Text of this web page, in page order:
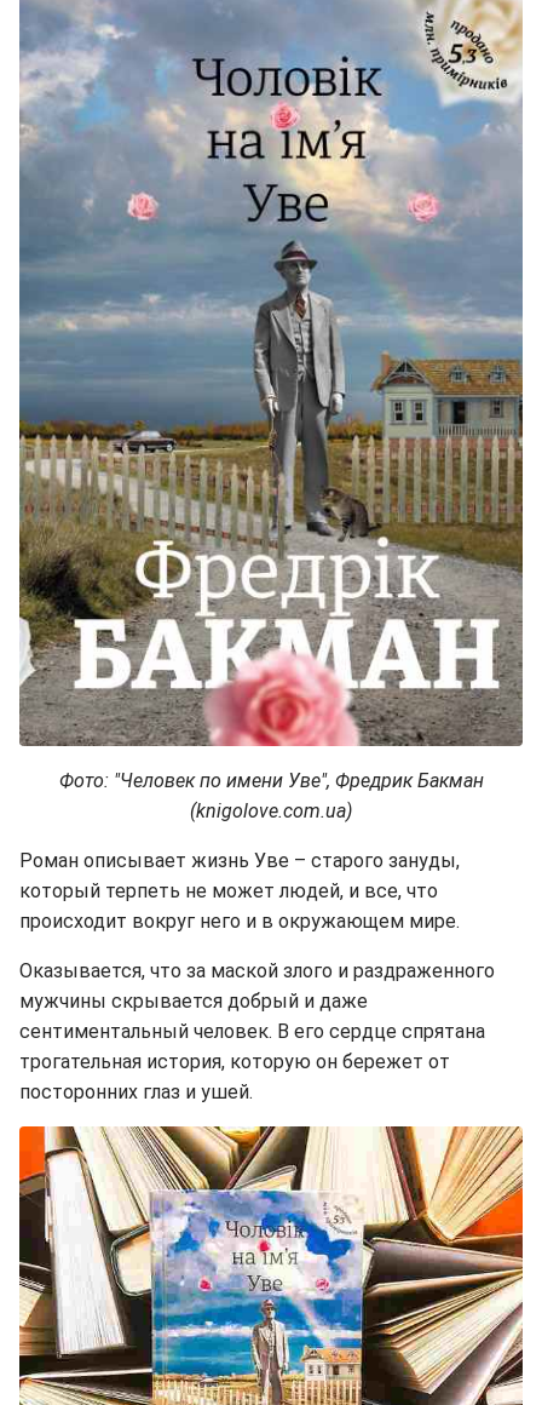
Фото: "Человек по имени Уве", Фредрик Бакман
(knigolove.com.ua)
Роман описывает жизнь Уве – старого зануды,
который терпеть не может людей, и все, что
происходит вокруг него и в окружающем мире.
Оказывается, что за маской злого и раздраженного
мужчины скрывается добрый и даже
сентиментальный человек. В его сердце спрятана
трогательная история, которую он бережет от
посторонних глаз и ушей.